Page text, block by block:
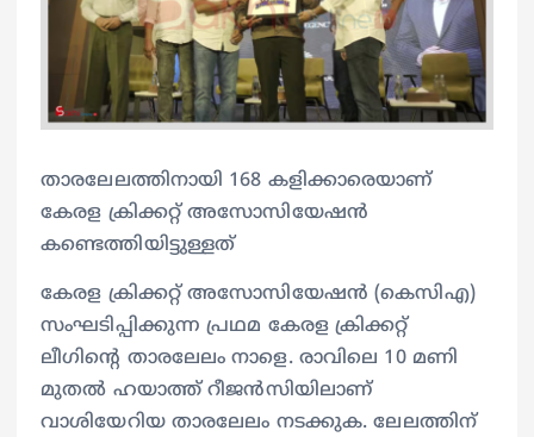
താരലേലത്തിനായി 168 കളിക്കാരെയാണ്
കേരള ക്രിക്കറ്റ് അസോസിയേഷൻ
കണ്ടെത്തിയിട്ടുള്ളത്
കേരള ക്രിക്കറ്റ് അസോസിയേഷൻ (കെസിഎ)
സംഘടിപ്പിക്കുന്ന പ്രഥമ കേരള ക്രിക്കറ്റ്
ലീഗിന്‍റെ താരലേലം നാളെ. രാവിലെ 10 മണി
മുതല്‍ ഹയാത്ത് റീജൻസിയിലാണ്
വാശിയേറിയ താരലേലം നടക്കുക. ലേലത്തിന്